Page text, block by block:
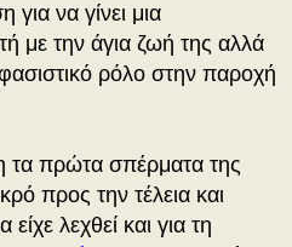
να γίνει μια
με την άγια ζωή της αλλά
ρόλο στην παροχή
τα πρώτα σπέρματα της
προς την τέλεια και
λεχθεί και για τη